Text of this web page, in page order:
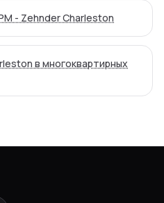
- Zehnder Charleston
в многоквартирных